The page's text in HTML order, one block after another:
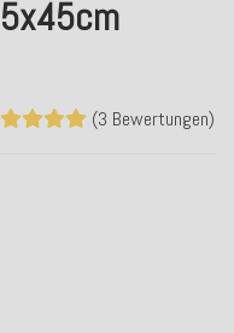
(3 Bewertungen)